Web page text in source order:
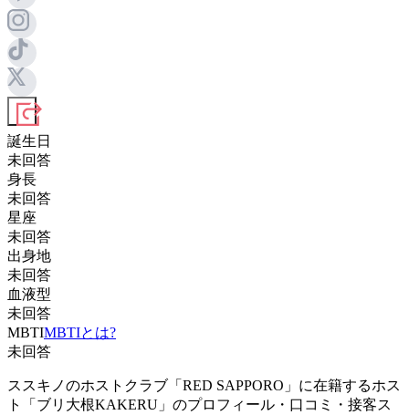
誕生日
未回答
身長
未回答
星座
未回答
出身地
未回答
血液型
未回答
MBTIMBTIとは?
未回答
ススキノのホストクラブ「RED SAPPORO」に在籍するホス
ト「ブリ大根KAKERU」のプロフィール・口コミ・接客ス